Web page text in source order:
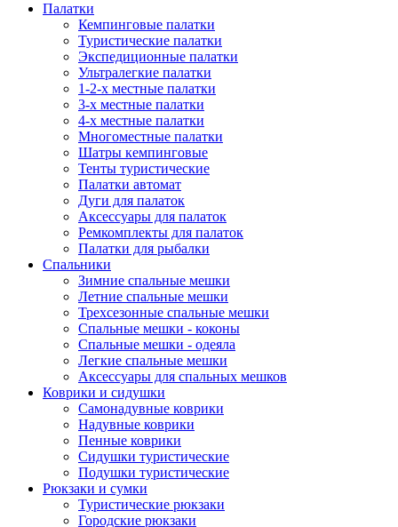
Палатки
Кемпинговые палатки
Туристические палатки
Экспедиционные палатки
Ультралегкие палатки
1-2-x местные палатки
3-х местные палатки
4-х местные палатки
Многоместные палатки
Шатры кемпинговые
Тенты туристические
Палатки автомат
Дуги для палаток
Аксессуары для палаток
Ремкомплекты для палаток
Палатки для рыбалки
Спальники
Зимние спальные мешки
Летние спальные мешки
Трехсезонные спальные мешки
Спальные мешки - коконы
Спальные мешки - одеяла
Легкие спальные мешки
Аксессуары для спальных мешков
Коврики и сидушки
Самонадувные коврики
Надувные коврики
Пенные коврики
Сидушки туристические
Подушки туристические
Рюкзаки и сумки
Туристические рюкзаки
Городские рюкзаки